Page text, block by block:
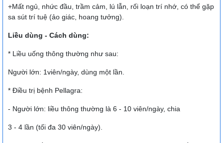
+Mất ngủ, nhức đầu, trầm cảm, lú lẫn, rối loạn trí nhớ, có thể gặp
sa sút trí tuệ (ảo giác, hoang tưởng).
Liều dùng - Cách dùng:
* Liều uống thông thường như sau:
Người lớn: 1viên/ngày, dùng một lần.
* Điều trị bệnh Pellagra:
- Người lớn: liều thông thường là 6 - 10 viên/ngày, chia
3 - 4 lần (tối đa 30 viên/ngày).